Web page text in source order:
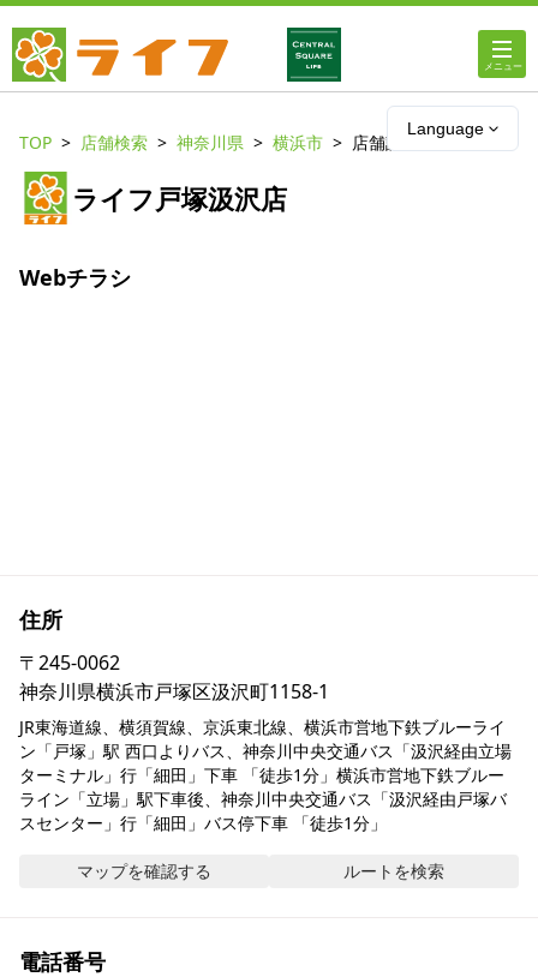
Language
店舗・チラシ情報
Contact us in English
TOP 店舗検索 神奈川県 横浜市 店舗詳細
ライフ戸塚汲沢店
Webチラシ
住所
〒245-0062
神奈川県横浜市戸塚区汲沢町1158-1
JR東海道線、横須賀線、京浜東北線、横浜市営地下鉄ブルーライ
ン「戸塚」駅 西口よりバス、神奈川中央交通バス「汲沢経由立場
ターミナル」行「細田」下車 「徒歩1分」横浜市営地下鉄ブルー
ライン「立場」駅下車後、神奈川中央交通バス「汲沢経由戸塚バ
スセンター」行「細田」バス停下車 「徒歩1分」
マップを確認する ルートを検索
電話番号